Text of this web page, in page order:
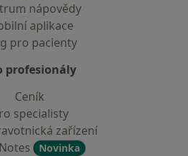
nápovědy
aplikace
pro pacienty
profesionály
Ceník
specialisty
zařízení
Novinka